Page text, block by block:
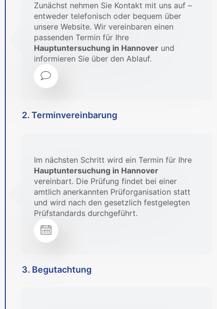
Zunächst nehmen Sie Kontakt mit uns auf –
entweder telefonisch oder bequem über
unsere Website. Wir vereinbaren einen
passenden Termin für Ihre
Hauptuntersuchung in Hannover und
informieren Sie über den Ablauf.
Im nächsten Schritt wird ein Termin für Ihre
Hauptuntersuchung in Hannover
vereinbart. Die Prüfung findet bei einer
amtlich anerkannten Prüforganisation statt
und wird nach den gesetzlich festgelegten
Prüfstandards durchgeführt.
2. Terminvereinbarung
3. Begutachtung